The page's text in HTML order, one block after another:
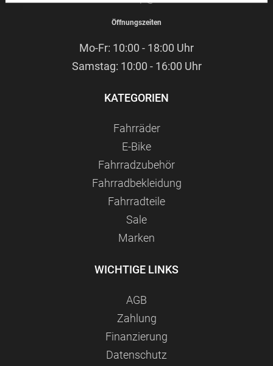
Öffnungszeiten
Mo-Fr: 10:00 - 18:00 Uhr
Samstag: 10:00 - 16:00 Uhr
KATEGORIEN
Fahrräder
E-Bike
Fahrradzubehör
Fahrradbekleidung
Fahrradteile
Sale
Marken
WICHTIGE LINKS
AGB
Zahlung
Finanzierung
Datenschutz